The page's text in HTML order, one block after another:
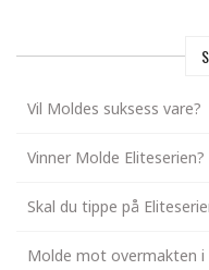
Vil Moldes suksess vare?
Vinner Molde Eliteserien?
Skal du tippe på
Molde mot overmakten i